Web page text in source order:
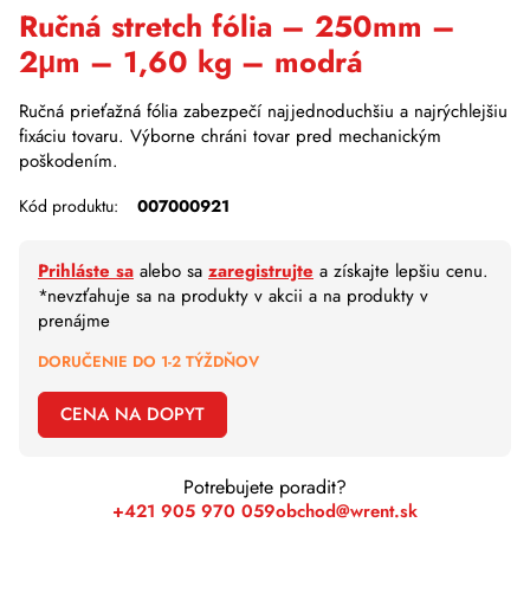
Ručná stretch fólia – 250mm –
2μm – 1,60 kg – modrá
Ručná prieťažná fólia zabezpečí najjednoduchšiu a najrýchlejšiu
fixáciu tovaru. Výborne chráni tovar pred mechanickým
poškodením.
Kód produktu: 007000921
Prihláste sa alebo sa zaregistrujte a získajte lepšiu cenu.
*nevzťahuje sa na produkty v akcii a na produkty v
prenájme
DORUČENIE DO 1-2 TÝŽDŇOV
CENA NA DOPYT
Potrebujete poradit?
+421 905 970 059obchod@wrent.sk